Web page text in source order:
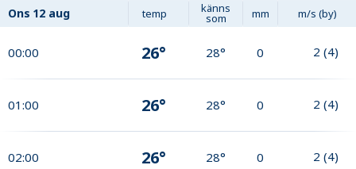
Ons 12 aug temp känns
som mm m/s (by)
00:00 26° 28° 0 2 (4)
01:00 26° 28° 0 2 (4)
02:00 26° 28° 0 2 (4)